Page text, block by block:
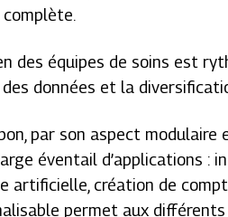
des équipes de soins est
des données et la
par son aspect
éventail d’applications :
artificielle, création de
permet aux